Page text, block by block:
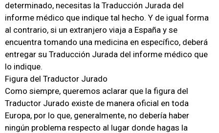
determinado, necesitas la Traducción Jurada del
informe médico que indique tal hecho. Y de igual forma
al contrario, si un extranjero viaja a España y se
encuentra tomando una medicina en específico, deberá
entregar su Traducción Jurada del informe médico que
lo indique.
Figura del Traductor Jurado
Como siempre, queremos aclarar que la figura del
Traductor Jurado existe de manera oficial en toda
Europa, por lo que, generalmente, no debería haber
ningún problema respecto al lugar donde hagas la